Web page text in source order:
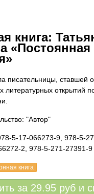
книга:
«Постоянная
писательницы, ставшей
литературных открытий
"Автор"
5-17-066273-9, 978-5-
2, 978-5-271-27391-9
книга
за 29.95 руб и